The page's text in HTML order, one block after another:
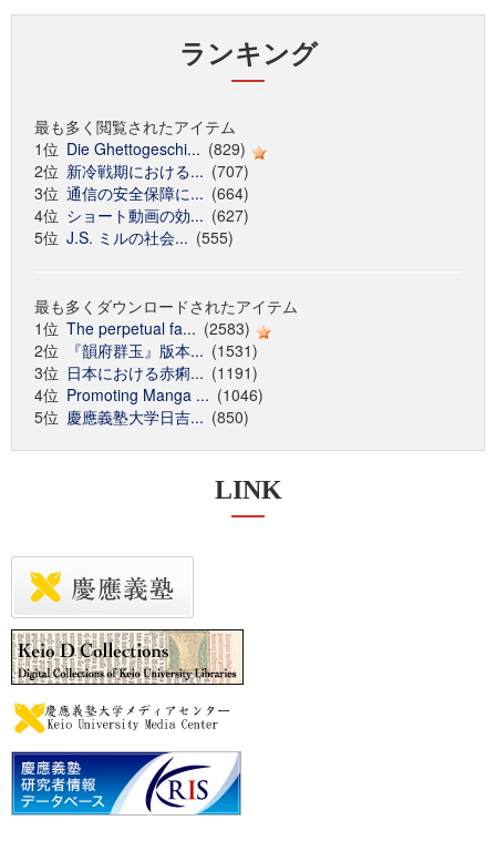
ランキング
最も多く閲覧されたアイテム
1位 Die Ghettogeschi... (829)
2位 新冷戦期における... (707)
3位 通信の安全保障に... (664)
4位 ショート動画の効... (627)
5位 J.S. ミルの社会... (555)
最も多くダウンロードされたアイテム
1位 The perpetual fa... (2583)
2位
『韻府群玉』版本... (1531)
3位 日本における赤痢... (1191)
4位 Promoting Manga ... (1046)
5位 慶應義塾大学日吉... (850)
LINK